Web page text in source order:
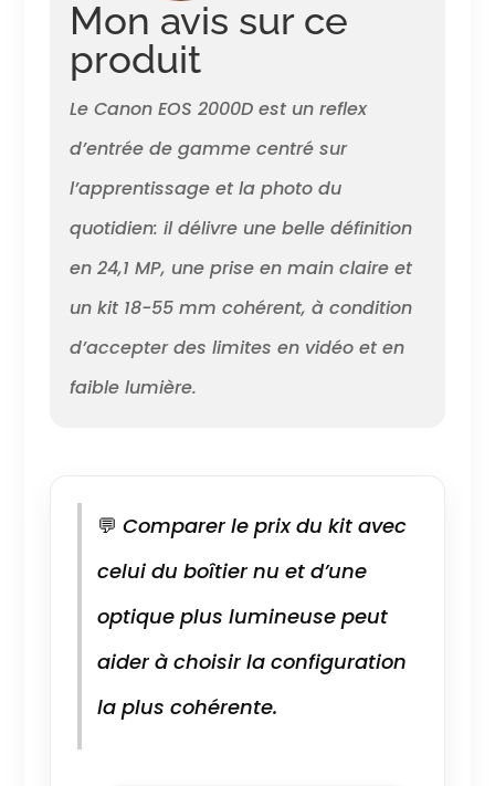
le résultat directement sur
l'écran LCD de 7,5 cm ou
partager via Wi-Fi et NFC
boîtier noir EOS 2000D ; EF-S
18-55 mm F3.5-5.6 III ; Å“illeton
EF ; couvercle de boîtier
d'appareil photo R-F-3 ;
sangle EW-400D ; batterie LP-
E10 ; chargeur de batterie LC-
chargeur de batterie ; cache
objectif ; bouchon d'objectif ;
instructions (français non
garanti). Première étape
stabilisateur
Mon avis sur ce
produit
Le Canon EOS 2000D est un reflex
d’entrée de gamme centré sur
l’apprentissage et la photo du
quotidien: il délivre une belle définition
en 24,1 MP, une prise en main claire et
un kit 18-55 mm cohérent, à condition
d’accepter des limites en vidéo et en
faible lumière.
💬 Comparer le prix du kit avec
celui du boîtier nu et d’une
optique plus lumineuse peut
aider à choisir la configuration
la plus cohérente.